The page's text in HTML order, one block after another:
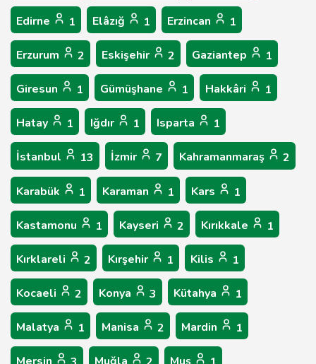
Edirne 1 Elâzığ 1 Erzincan 1
Erzurum 2 Eskişehir 2 Gaziantep 1
Giresun 1 Gümüşhane 1 Hakkâri 1
Hatay 1 Iğdır 1 Isparta 1
İstanbul 13 İzmir 7 Kahramanmaraş 2
Karabük 1 Karaman 1 Kars 1
Kastamonu 1 Kayseri 2 Kırıkkale 1
Kırklareli 2 Kırşehir 1 Kilis 1
Kocaeli 2 Konya 3 Kütahya 1
Malatya 1 Manisa 2 Mardin 1